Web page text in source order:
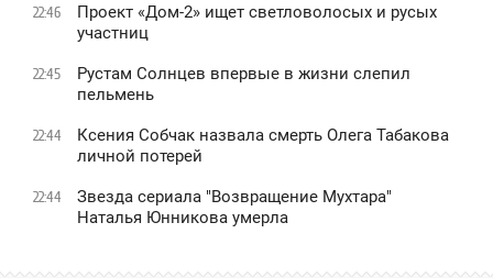
22:46
Проект «Дом-2» ищет светловолосых и русых
участниц
22:45
Рустам Солнцев впервые в жизни слепил
пельмень
22:44
Ксения Собчак назвала смерть Олега Табакова
личной потерей
22:44
Звезда сериала "Возвращение Мухтара"
Наталья Юнникова умерла